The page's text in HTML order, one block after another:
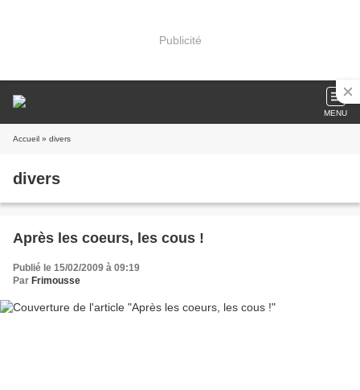
Publicité
MENU
Accueil » divers
divers
Après les coeurs, les cous !
Publié le 15/02/2009 à 09:19
Par Frimousse